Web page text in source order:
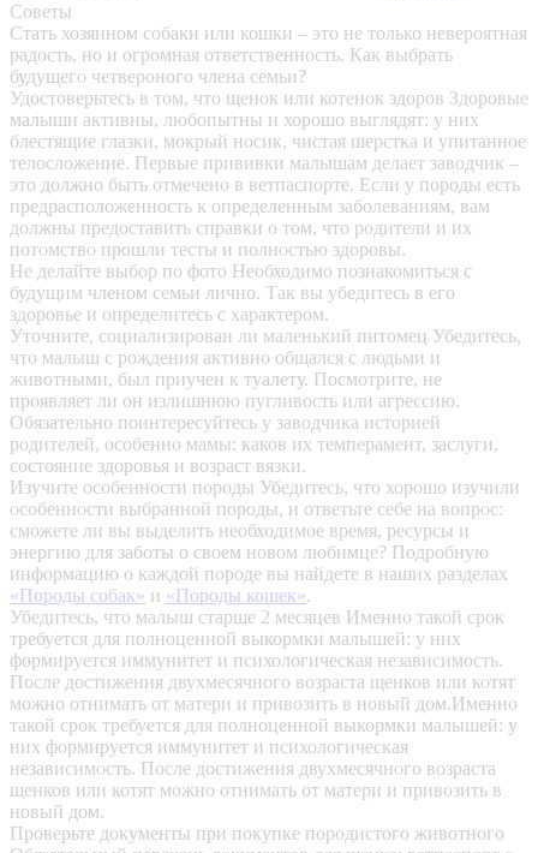
Советы
Стать хозяином собаки или кошки – это не только невероятная
радость, но и огромная ответственность. Как выбрать
будущего четвероного члена семьи?
Удостоверьтесь в том, что щенок или котенок здоров Здоровые
малыши активны, любопытны и хорошо выглядят: у них
блестящие глазки, мокрый носик, чистая шерстка и упитанное
телосложение. Первые прививки малышам делает заводчик –
это должно быть отмечено в ветпаспорте. Если у породы есть
предрасположенность к определенным заболеваниям, вам
должны предоставить справки о том, что родители и их
потомство прошли тесты и полностью здоровы.
Не делайте выбор по фото Необходимо познакомиться с
будущим членом семьи лично. Так вы убедитесь в его
здоровье и определитесь с характером.
Уточните, социализирован ли маленький питомец Убедитесь,
что малыш с рождения активно общался с людьми и
животными, был приучен к туалету. Посмотрите, не
проявляет ли он излишнюю пугливость или агрессию.
Обязательно поинтересуйтесь у заводчика историей
родителей, особенно мамы: каков их темперамент, заслуги,
состояние здоровья и возраст вязки.
Изучите особенности породы Убедитесь, что хорошо изучили
особенности выбранной породы, и ответьте себе на вопрос:
сможете ли вы выделить необходимое время, ресурсы и
энергию для заботы о своем новом любимце? Подробную
информацию о каждой породе вы найдете в наших разделах
«Породы собак» и «Породы кошек».
Убедитесь, что малыш старше 2 месяцев Именно такой срок
требуется для полноценной выкормки малышей: у них
формируется иммунитет и психологическая независимость.
После достижения двухмесячного возраста щенков или котят
можно отнимать от матери и привозить в новый дом.Именно
такой срок требуется для полноценной выкормки малышей: у
них формируется иммунитет и психологическая
независимость. После достижения двухмесячного возраста
щенков или котят можно отнимать от матери и привозить в
новый дом.
Проверьте документы при покупке породистого животного